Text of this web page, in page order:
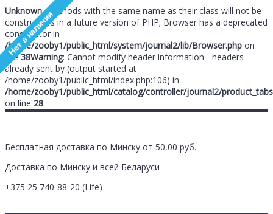
Unknown: Methods with the same name as their class will not be
constructors in a future version of PHP; Browser has a deprecated
constructor in
/home/zooby1/public_html/system/journal2/lib/Browser.php on
line38Warning: Cannot modify header information - headers
already sent by (output started at
/home/zooby1/public_html/index.php:106) in
/home/zooby1/public_html/catalog/controller/journal2/
on line 28
Бесплатная доставка по Минску от 50,00 руб.
Доставка по Минску и всей Беларуси
+375 25 740-88-20 (Life)